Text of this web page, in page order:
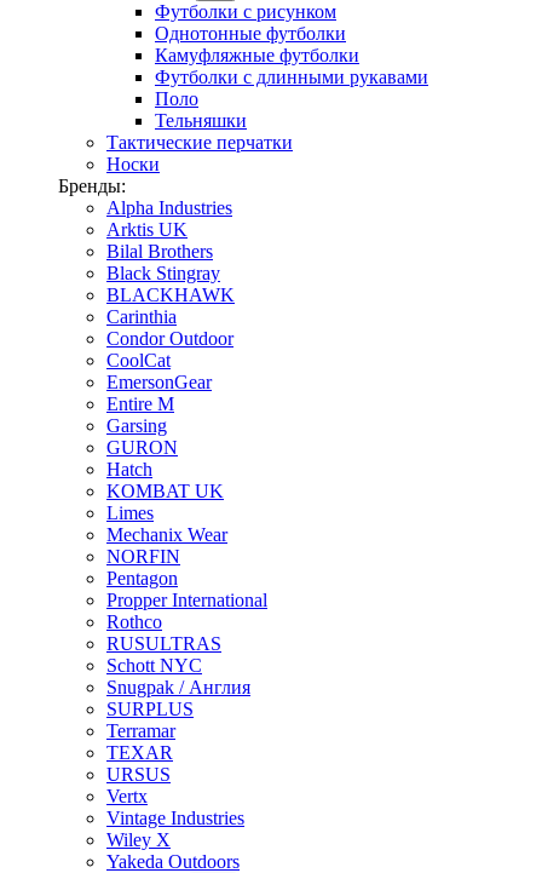
Футболки с рисунком
Однотонные футболки
Камуфляжные футболки
Футболки с длинными рукавами
Поло
Тельняшки
Тактические перчатки
Носки
Бренды:
Alpha Industries
Arktis UK
Bilal Brothers
Black Stingray
BLACKHAWK
Carinthia
Condor Outdoor
CoolCat
EmersonGear
Entire M
Garsing
GURON
Hatch
KOMBAT UK
Limes
Mechanix Wear
NORFIN
Pentagon
Propper International
Rothco
RUSULTRAS
Schott NYC
Snugpak / Англия
SURPLUS
Terramar
TEXAR
URSUS
Vertx
Vintage Industries
Wiley X
Yakeda Outdoors